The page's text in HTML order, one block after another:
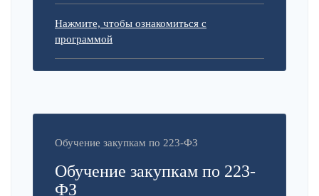
Нажмите, чтобы ознакомиться с
программой
Обучение закупкам по 223-ФЗ
Обучение закупкам по 223-
ФЗ